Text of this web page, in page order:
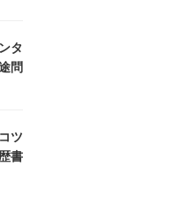
タ
問
ツ
書